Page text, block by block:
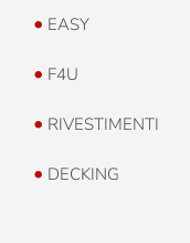
• EASY
• F4U
• RIVESTIMENTI
• DECKING